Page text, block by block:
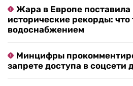
Жара в Европе поставила
исторические рекорды: что
водоснабжением
Минцифры
запрете доступа в соцсети